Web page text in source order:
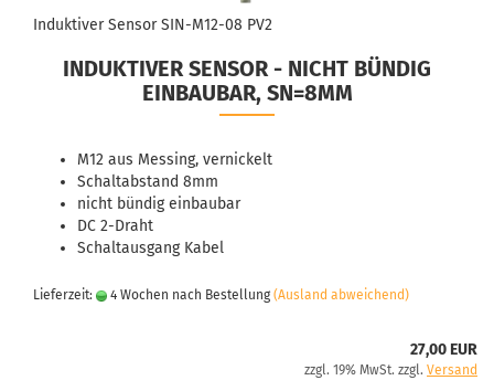
Induktiver Sensor SIN-M12-08 PV2
INDUKTIVER SENSOR - NICHT BÜNDIG
EINBAUBAR, SN=8MM
M12 aus Messing, vernickelt
Schaltabstand 8mm
nicht bündig einbaubar
DC 2-Draht
Schaltausgang Kabel
Lieferzeit: 4 Wochen nach Bestellung (Ausland abweichend)
27,00 EUR
zzgl. 19% MwSt. zzgl. Versand